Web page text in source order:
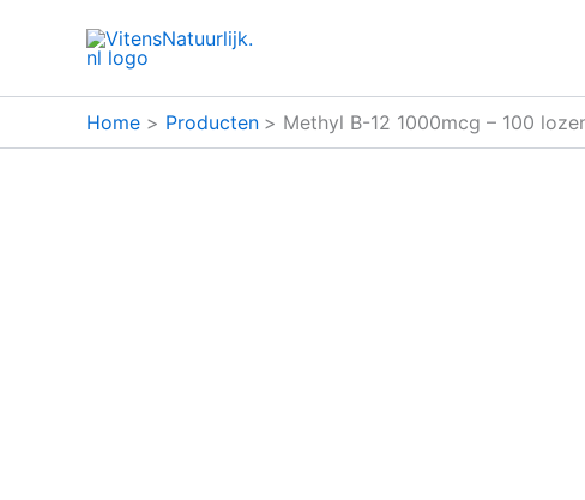
Home Producten Methyl B-12 1000mcg – 100